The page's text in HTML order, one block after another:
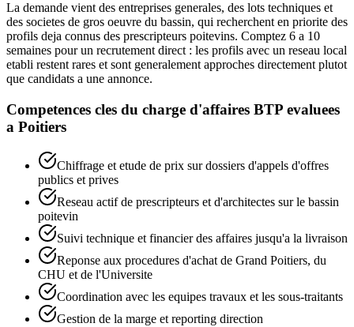
La demande vient des entreprises generales, des lots techniques et
des societes de gros oeuvre du bassin, qui recherchent en priorite des
profils deja connus des prescripteurs poitevins. Comptez 6 a 10
semaines pour un recrutement direct : les profils avec un reseau local
etabli restent rares et sont generalement approches directement plutot
que candidats a une annonce.
Competences cles du charge d'affaires BTP evaluees
a Poitiers
Chiffrage et etude de prix sur dossiers d'appels d'offres
publics et prives
Reseau actif de prescripteurs et d'architectes sur le bassin
poitevin
Suivi technique et financier des affaires jusqu'a la livraison
Reponse aux procedures d'achat de Grand Poitiers, du
CHU et de l'Universite
Coordination avec les equipes travaux et les sous-traitants
Gestion de la marge et reporting direction